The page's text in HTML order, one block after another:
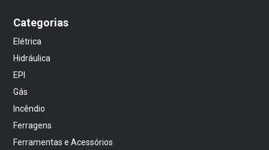
Categorias
Elétrica
Hidráulica
EPI
Gás
Incêndio
Ferragens
Ferramentas e Acessórios